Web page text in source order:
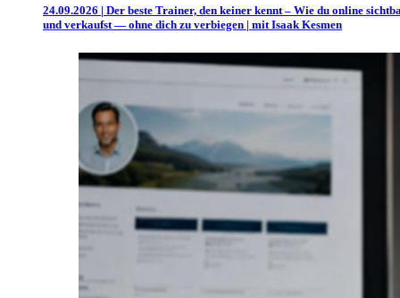
24.09.2026 | Der beste Trainer, den keiner kennt – Wie du online
und verkaufst — ohne dich zu verbiegen | mit Isaak Kesmen